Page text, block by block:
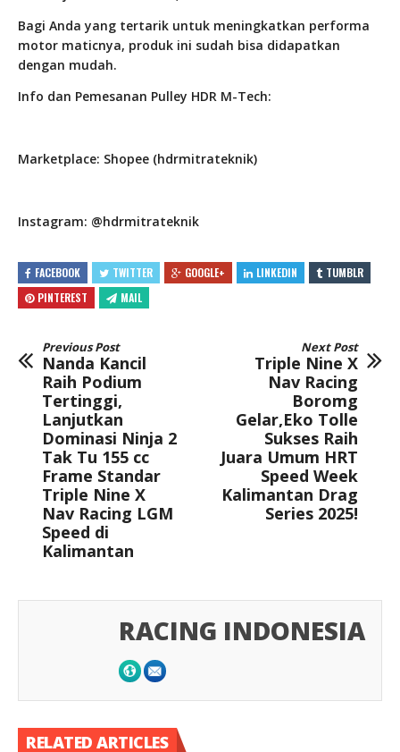
Bagi Anda yang tertarik untuk meningkatkan performa
motor maticnya, produk ini sudah bisa didapatkan
dengan mudah.
Info dan Pemesanan Pulley HDR M-Tech:
Marketplace: Shopee (hdrmitrateknik)
Instagram: @hdrmitrateknik
FACEBOOK TWITTER GOOGLE+ LINKEDIN
TUMBLR
PINTEREST
MAIL
Previous Post
Nanda Kancil
Raih Podium
Tertinggi,
Lanjutkan
Dominasi Ninja 2
Tak Tu 155 cc
Frame Standar
Triple Nine X
Nav Racing LGM
Speed di
Kalimantan
Next Post
Triple Nine X
Nav Racing
Boromg
Gelar,Eko Tolle
Sukses Raih
Juara Umum HRT
Speed Week
Kalimantan Drag
Series 2025!
RACING INDONESIA
RELATED ARTICLES